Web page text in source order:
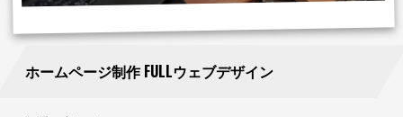
ホームページ制作 FULLウェブデザイン